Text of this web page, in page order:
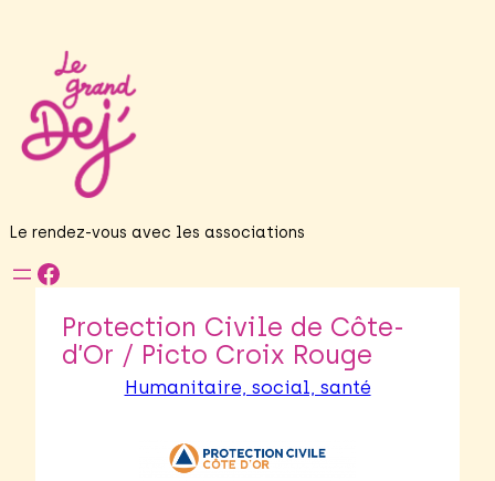
Le rendez-vous avec les associations
Facebook
Protection Civile de Côte-
d’Or / Picto Croix Rouge
Humanitaire, social, santé